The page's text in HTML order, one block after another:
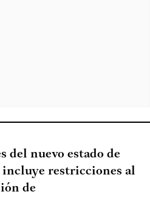
del nuevo estado de
restricciones al
de